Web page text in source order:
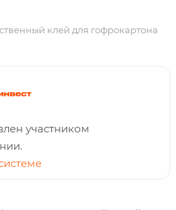
клей для гофрокартона
участником